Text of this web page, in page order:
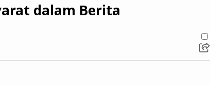
dalam Berita